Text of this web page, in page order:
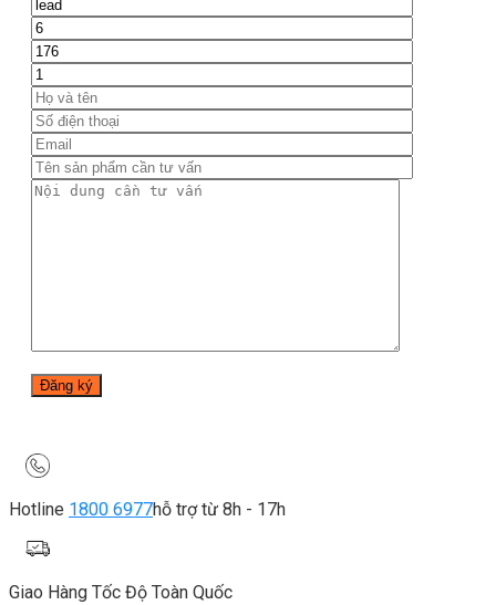
Chưa có sản phẩm trong giỏ hàng.
Hotline 1800 6977hỗ trợ từ 8h - 17h
Giao Hàng Tốc Độ Toàn Quốc